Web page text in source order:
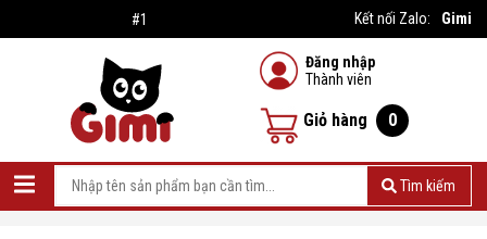
#1 Nhà cung cấp sản phẩm giá rẻ Kết nối Zalo: Gimi
Đăng nhập
Thành viên
Giỏ hàng 0
Tìm kiếm